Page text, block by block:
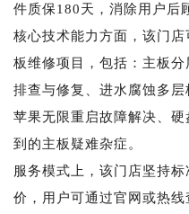
件质保180天，消除用户后
核心技术能力方面，该门
板维修项目，包括：主板
排查与修复、进水腐蚀多
苹果无限重启故障解决、
到的主板疑难杂症。
服务模式上，该门店坚持
价，用户可通过官网或热